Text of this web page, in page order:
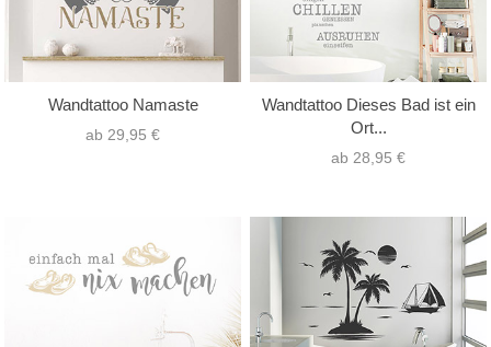
Wandtattoo Namaste
ab 29,95 €
Wandtattoo Dieses Bad ist ein
Ort...
ab 28,95 €